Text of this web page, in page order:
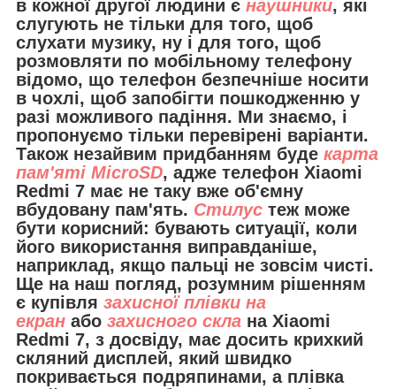
в кожної другої людини є наушники, які
слугують не тільки для того, щоб
слухати музику, ну і для того, щоб
розмовляти по мобільному телефону
відомо, що телефон безпечніше носити
в чохлі, щоб запобігти пошкодженню у
разі можливого падіння. Ми знаємо, і
пропонуємо тільки перевірені варіанти.
Також незайвим придбанням буде карта
пам'яті MicroSD, адже телефон Xiaomi
Redmi 7 має не таку вже об'ємну
вбудовану пам'ять. Стилус теж може
бути корисний: бувають ситуації, коли
його використання виправданіше,
наприклад, якщо пальці не зовсім чисті.
Ще на наш погляд, розумним рішенням
є купівля захисної плівки на
екран або захисного скла на Xiaomi
Redmi 7, з досвіду, має досить крихкий
скляний дисплей, який швидко
покривається подряпинами, а плівка